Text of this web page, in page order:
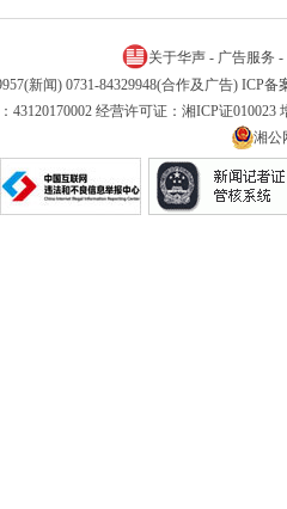
关于华声 - 广告服务 -
新闻) 0731-84329948(合作及广告) ICP备
43120170002 经营许可证：湘ICP证
湘公